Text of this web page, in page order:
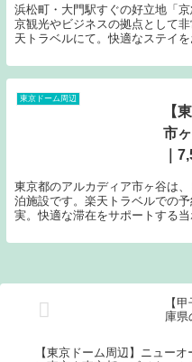
浜松町・大門駅すぐの好立地「
京観光やビジネスの拠点として
天トラベルにて。快適なステイを
東京ドーム周辺
【
市
｜
東京都のアルカディア市ヶ谷は
泊施設です。楽天トラベルでの
実。快適な滞在をサポートする
【
庫県
【東京ドーム周辺】ニューオ